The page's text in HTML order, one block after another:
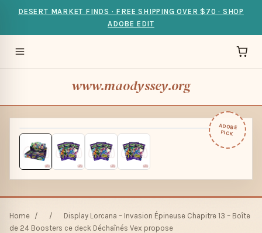
DESERT MARKET FINDS · FREE SHIPPING OVER $70 · SHOP
ADOBE EDIT
www.maodyssey.org
ADOBE
PICK
Home / /
Display Lorcana – Invasion Épineuse Chapitre 13 – Boîte
de 24 Boosters ce deck Déchaînés Vex propose